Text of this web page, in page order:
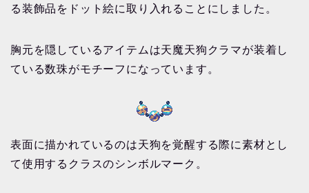
る装飾品をドット絵に取り入れることにしました。
胸元を隠しているアイテムは天魔天狗クラマが装着し
ている数珠がモチーフになっています。
表面に描かれているのは天狗を覚醒する際に素材とし
て使用するクラスのシンボルマーク。